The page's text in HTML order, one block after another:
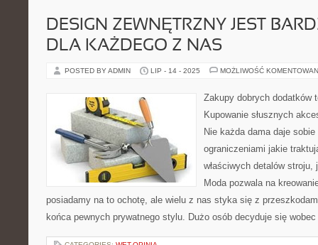
DESIGN ZEWNĘTRZNY JEST
DLA KAŻDEGO Z NAS
POSTED BY ADMIN LIP - 14 - 2025 MOŻLIWOŚĆ
Zakupy dobrych dodatków
Kupowanie słusznych
Nie każda dama daje
ograniczeniami jakie
właściwych detalów
Moda pozwala na
posiadamy na to ochotę, ale wielu z nas styka się z
końca pewnych prywatnego stylu. Dużo osób decyduje się